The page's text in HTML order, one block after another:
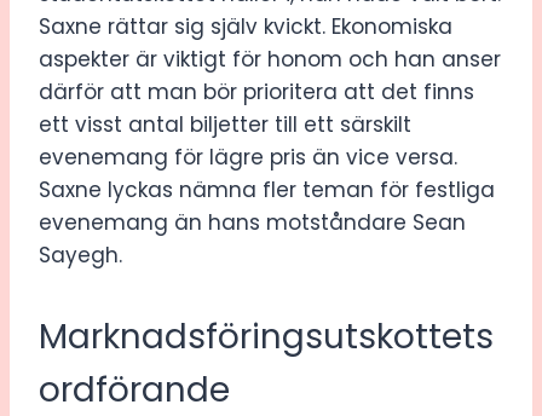
Saxne rättar sig själv kvickt. Ekonomiska
aspekter är viktigt för honom och han anser
därför att man bör prioritera att det finns
ett visst antal biljetter till ett särskilt
evenemang för lägre pris än vice versa.
Saxne lyckas nämna fler teman för festliga
evenemang än hans motståndare Sean
Sayegh.
Marknadsföringsutskottets
ordförande